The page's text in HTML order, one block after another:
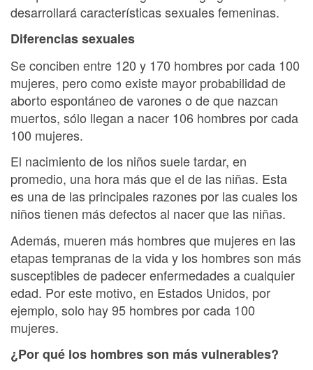
desarrollará características sexuales femeninas.
Diferencias sexuales
Se conciben entre 120 y 170 hombres por cada 100
mujeres, pero como existe mayor probabilidad de
aborto espontáneo de varones o de que nazcan
muertos, sólo llegan a nacer 106 hombres por cada
100 mujeres.
El nacimiento de los niños suele tardar, en
promedio, una hora más que el de las niñas. Esta
es una de las principales razones por las cuales los
niños tienen más defectos al nacer que las niñas.
Además, mueren más hombres que mujeres en las
etapas tempranas de la vida y los hombres son más
susceptibles de padecer enfermedades a cualquier
edad. Por este motivo, en Estados Unidos, por
ejemplo, solo hay 95 hombres por cada 100
mujeres.
¿Por qué los hombres son más vulnerables?